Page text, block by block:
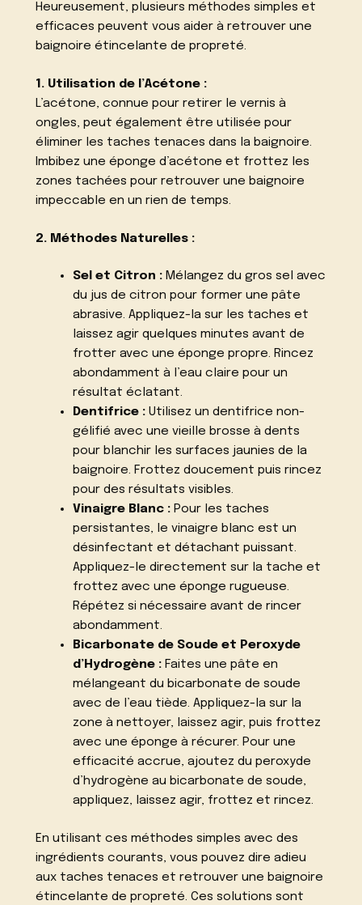
Heureusement, plusieurs méthodes simples et
efficaces peuvent vous aider à retrouver une
baignoire étincelante de propreté.
1. Utilisation de l’Acétone :
L’acétone, connue pour retirer le vernis à
ongles, peut également être utilisée pour
éliminer les taches tenaces dans la baignoire.
Imbibez une éponge d’acétone et frottez les
zones tachées pour retrouver une baignoire
impeccable en un rien de temps.
2. Méthodes Naturelles :
Sel et Citron :Mélangez du gros sel avec
du jus de citron pour former une pâte
abrasive. Appliquez-la sur les taches et
laissez agir quelques minutes avant de
frotter avec une éponge propre. Rincez
abondamment à l’eau claire pour un
résultat éclatant.
Dentifrice :Utilisez un dentifrice non-
gélifié avec une vieille brosse à dents
pour blanchir les surfaces jaunies de la
baignoire. Frottez doucement puis rincez
pour des résultats visibles.
Vinaigre Blanc :Pour les taches
persistantes, le vinaigre blanc est un
désinfectant et détachant puissant.
Appliquez-le directement sur la tache et
frottez avec une éponge rugueuse.
Répétez si nécessaire avant de rincer
abondamment.
Bicarbonate de Soude et Peroxyde
d’Hydrogène :Faites une pâte en
mélangeant du bicarbonate de soude
avec de l’eau tiède. Appliquez-la sur la
zone à nettoyer, laissez agir, puis frottez
avec une éponge à récurer. Pour une
efficacité accrue, ajoutez du peroxyde
d’hydrogène au bicarbonate de soude,
appliquez, laissez agir, frottez et rincez.
En utilisant ces méthodes simples avec des
ingrédients courants, vous pouvez dire adieu
aux taches tenaces et retrouver une baignoire
étincelante de propreté. Ces solutions sont